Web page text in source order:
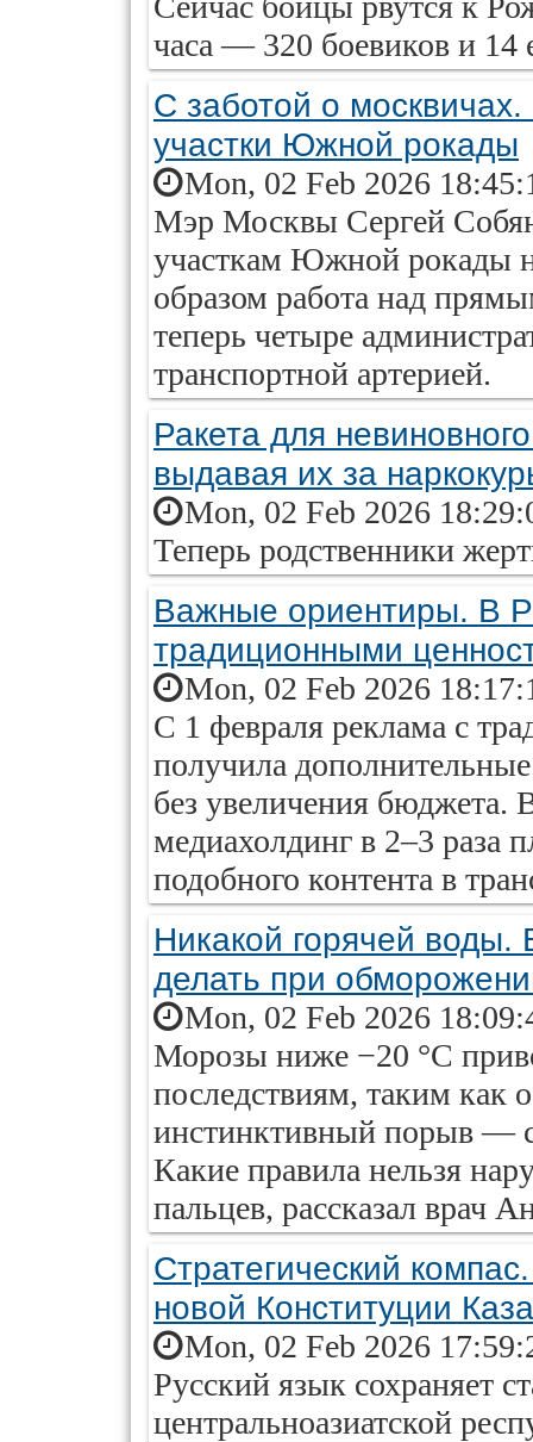
часа — 320 боевиков и 14
С заботой о
участки Южной рокады
Mon, 02 Feb 2026
Мэр Москвы Сергей
участкам Южной рокады
образом работа над
теперь четыре
транспортной артерией.
Ракета для
выдавая их за
Mon, 02 Feb 2026
Теперь родственники
Важные ориентиры. В
традиционными
Mon, 02 Feb 2026
С 1 февраля реклама с
получила
без увеличения бюджета.
медиахолдинг в 2–3 раза
подобного контента в
Никакой горячей воды.
делать при
Mon, 02 Feb 2026
Морозы ниже −20 °С
последствиям, таким как
инстинктивный порыв —
Какие правила нельзя
пальцев, рассказал врач
Стратегический
новой Конституции
Mon, 02 Feb 2026
Русский язык сохраняет
центральноазиатской